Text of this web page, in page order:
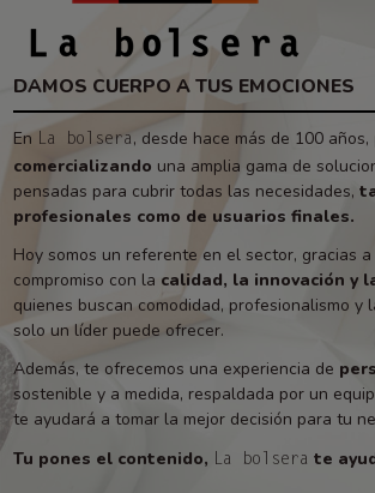
DAMOS CUERPO A TUS EMOCIONES
En La bolsera, desde hace más de 100 años,
comercializando una amplia gama de
pensadas para cubrir todas las necesidades,
profesionales como de usuarios finales.
Hoy somos un referente en el sector, gracias
compromiso con la calidad, la innovación y
quienes buscan comodidad, profesionalismo y
solo un líder puede ofrecer.
Además, te ofrecemos una experiencia de
sostenible y a medida, respaldada por un
te ayudará a tomar la mejor decisión para tu
Tu pones el contenido, La bolsera te